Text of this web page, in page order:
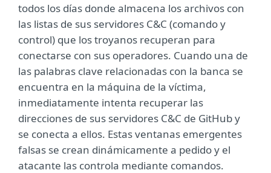
todos los días donde almacena los archivos con
las listas de sus servidores C&C (comando y
control) que los troyanos recuperan para
conectarse con sus operadores. Cuando una de
las palabras clave relacionadas con la banca se
encuentra en la máquina de la víctima,
inmediatamente intenta recuperar las
direcciones de sus servidores C&C de GitHub y
se conecta a ellos. Estas ventanas emergentes
falsas se crean dinámicamente a pedido y el
atacante las controla mediante comandos.